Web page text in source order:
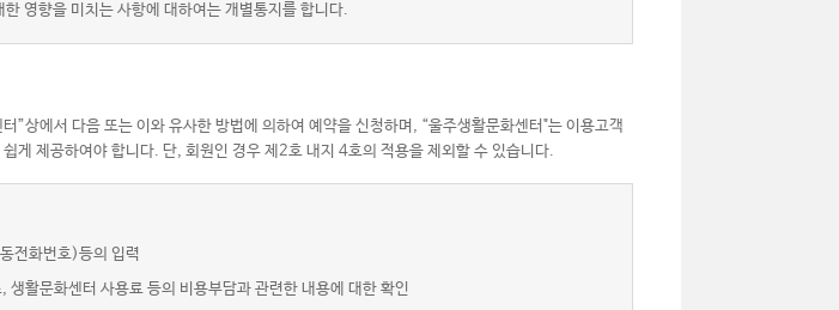
영향을 미치는 사항에 대하여는 개별통지를 합니다.
”상에서 다음 또는 이와 유사한 방법에 의하여 예약을 신청하며, “울주생활문화센터"는 이용고객
게 제공하여야 합니다. 단, 회원인 경우 제2호 내지 4호의 적용을 제외할 수 있습니다.
전화번호)등의 입력
활문화센터 사용료 등의 비용부담과 관련한 내용에 대한 확인